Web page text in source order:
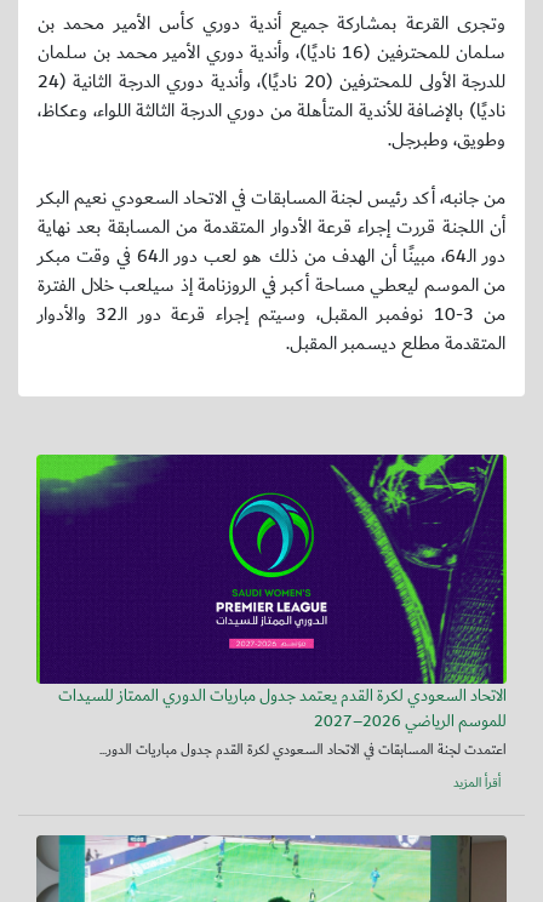
وتجرى القرعة بمشاركة جميع أندية دوري كأس الأمير محمد بن
سلمان للمحترفين (16 ناديًا)، وأندية دوري الأمير محمد بن سلمان
للدرجة الأولى للمحترفين (20 ناديًا)، وأندية دوري الدرجة الثانية (24
ناديًا) بالإضافة للأندية المتأهلة من دوري الدرجة الثالثة اللواء، وعكاظ،
وطويق، وطبرجل.
من جانبه، أكد رئيس لجنة المسابقات في الاتحاد السعودي نعيم البكر
أن اللجنة قررت إجراء قرعة الأدوار المتقدمة من المسابقة بعد نهاية
دور الـ64، مبينًا أن الهدف من ذلك هو لعب دور الـ64 في وقت مبكر
من الموسم ليعطي مساحة أكبر في الروزنامة إذ سيلعب خلال الفترة
من 3-10 نوفمبر المقبل، وسيتم إجراء قرعة دور الـ32 والأدوار
المتقدمة مطلع ديسمبر المقبل.
الاتحاد السعودي لكرة القدم يعتمد جدول مباريات الدوري الممتاز للسيدات
للموسم الرياضي 2026–2027
اعتمدت لجنة المسابقات في الاتحاد السعودي لكرة القدم جدول مباريات الدور...
أقرأ المزيد